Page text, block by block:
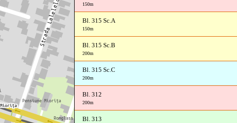
150m
Bl. 315 Sc.A
150m
Bl. 315 Sc.B
200m
Bl. 315 Sc.C
200m
Bl. 312
200m
Bl. 313